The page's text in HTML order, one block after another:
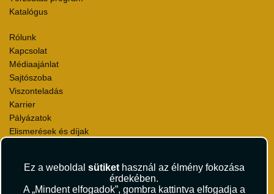
Ez a weboldal sütikethasznál az élmény fokozása
érdekében.
A „Mindent elfogadok”, gombra kattintva elfogadja a
Katalógus
Rólunk
Kapcsolat
Médiaajánlat
Sajtószoba
Viszonteladás
Karrier
Pályázatok
Elismerések és díjak
Utazási Csomag Szerződési Feltételek
Útlemondás-biztosítás Szerződési Feltételek